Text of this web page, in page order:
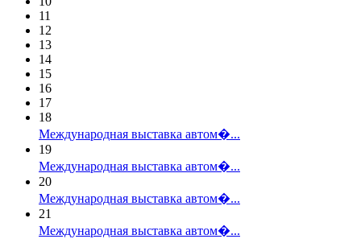
11
12
13
14
15
16
17
18
Международная выставка автом�...
19
Международная выставка автом�...
20
Международная выставка автом�...
21
Международная выставка автом�...